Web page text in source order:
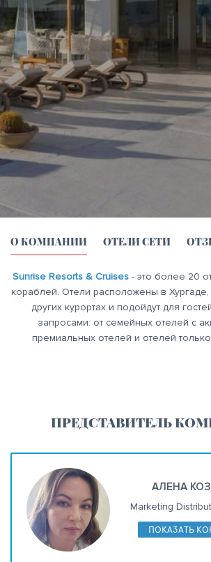
О КОМПАНИИ ОТЕЛИ СЕТИ
Sunrise Resorts & Cruises - это более 20
кораблей. Отели расположены в
других курортах и подойдут для
запросами: от семейных отелей с
премиальных отелей и отелей
ПРЕДСТАВИТЕЛЬ
АЛЕНА
Marketing
ПОКАЗАТЬ